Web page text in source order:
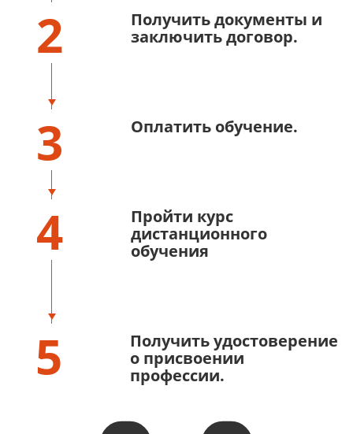
2
Получить документы и
заключить договор.
3 Оплатить обучение.
4
Пройти курс
дистанционного
обучения
5
Получить удостоверение
о присвоении
профессии.